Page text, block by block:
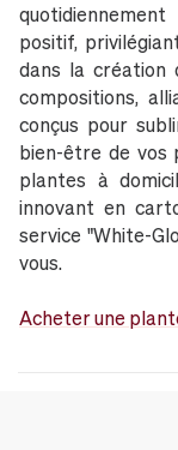
positif,
dans la création
compositions,
conçus pour
bien-être de vos
plantes à
innovant en
service "White-
vous.
Acheter une